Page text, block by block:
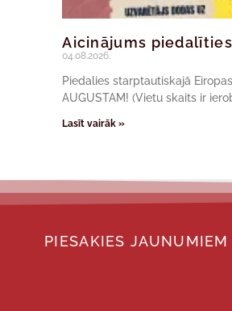
Aicinājums
04.08.2026.
Piedalies starptautiskajā Eiropas
AUGUSTAM! (Vietu skaits ir
Lasīt vairāk »
PIESAKIES